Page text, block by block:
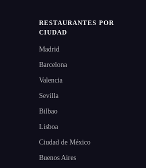
RESTAURANTES POR
CIUDAD
Madrid
Barcelona
Valencia
Sevilla
Bilbao
Lisboa
Ciudad de México
Buenos Aires